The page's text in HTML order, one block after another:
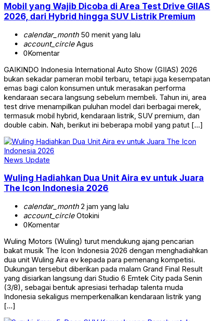
Mobil yang Wajib Dicoba di Area Test Drive GIIAS
2026, dari Hybrid hingga SUV Listrik Premium
calendar_month50 menit yang lalu
account_circleAgus
0Komentar
GAIKINDO Indonesia International Auto Show (GIIAS) 2026
bukan sekadar pameran mobil terbaru, tetapi juga kesempatan
emas bagi calon konsumen untuk merasakan performa
kendaraan secara langsung sebelum membeli. Tahun ini, area
test drive menampilkan puluhan model dari berbagai merek,
termasuk mobil hybrid, kendaraan listrik, SUV premium, dan
double cabin. Nah, berikut ini beberapa mobil yang patut […]
News Update
Wuling Hadiahkan Dua Unit Aira ev untuk Juara
The Icon Indonesia 2026
calendar_month2 jam yang lalu
account_circleOtokini
0Komentar
Wuling Motors (Wuling) turut mendukung ajang pencarian
bakat musik The Icon Indonesia 2026 dengan menghadiahkan
dua unit Wuling Aira ev kepada para pemenang kompetisi.
Dukungan tersebut diberikan pada malam Grand Final Result
yang disiarkan langsung dari Studio 6 Emtek City pada Senin
(3/8), sebagai bentuk apresiasi terhadap talenta muda
Indonesia sekaligus memperkenalkan kendaraan listrik yang
[…]